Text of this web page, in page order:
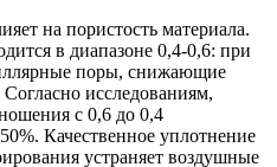
на пористость материала.
в диапазоне 0,4-0,6: при
поры, снижающие
исследованиям,
с 0,6 до 0,4
Качественное уплотнение
устраняет воздушные